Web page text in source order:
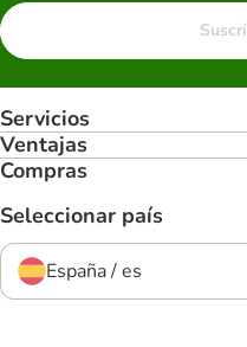
Servicios
Ventajas
Compras
Seleccionar país
España / es